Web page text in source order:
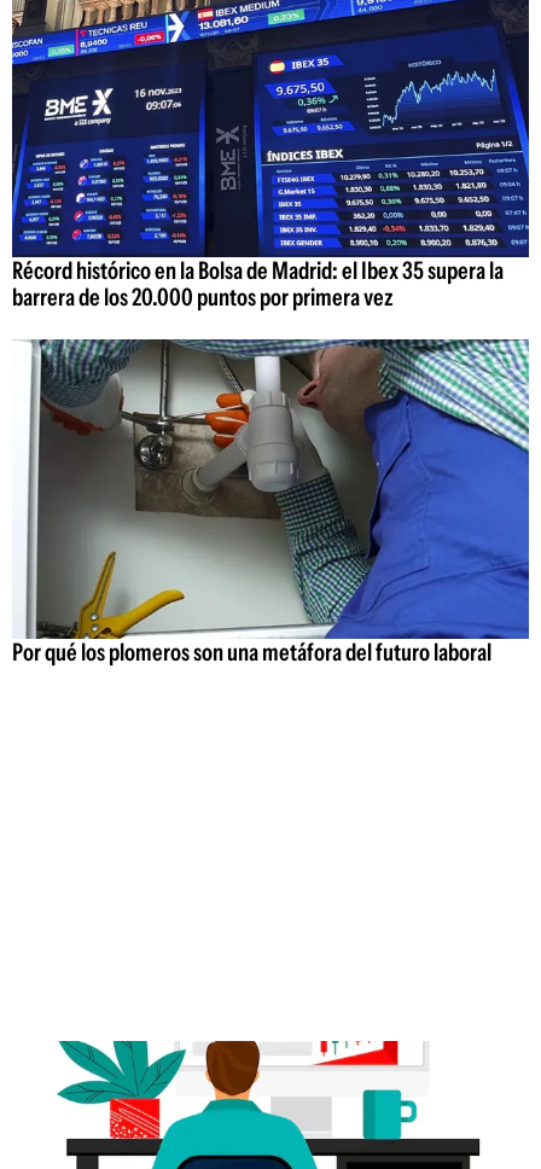
Récord histórico en la Bolsa de Madrid: el Ibex 35 supera la
barrera de los 20.000 puntos por primera vez
Por qué los plomeros son una metáfora del futuro laboral